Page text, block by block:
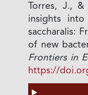
Torres, J.,
insights
saccharalis:
of new
Frontiers in
https://